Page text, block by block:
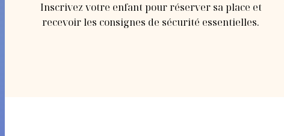
Inscrivez votre enfant pour réserver sa place et
recevoir les consignes de sécurité essentielles.